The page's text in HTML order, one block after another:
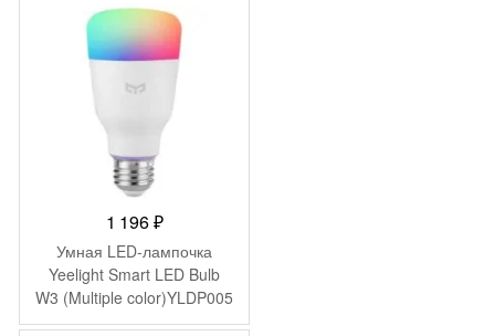
1 196₽
Умная LED-лампочка
Yeelight Smart LED Bulb
W3 (Multiple color)YLDP005